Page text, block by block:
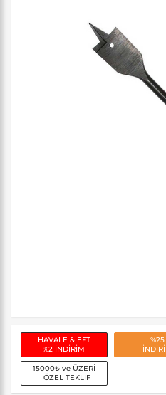
HAVALE & EFT
%2 İNDİRİM
%25
15000₺ ve ÜZERİ
ÖZEL TEKLİF